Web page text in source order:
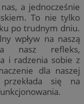
a jednocześnie
To nie tylko
po trudnym dniu.
wpływ na naszą
nasz refleks,
i radzenia sobie z
dla naszej
się na